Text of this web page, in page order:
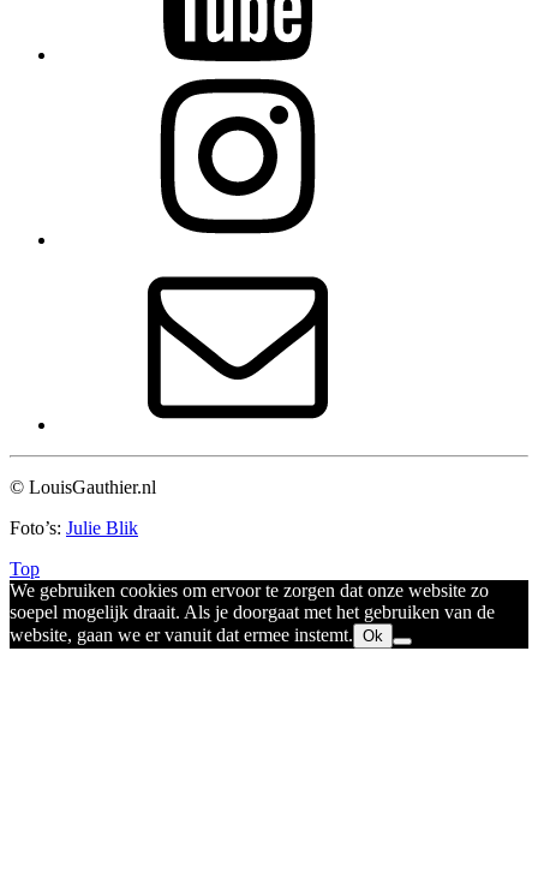
© LouisGauthier.nl
Foto’s: Julie Blik
Top
We gebruiken cookies om ervoor te zorgen dat onze website zo
soepel mogelijk draait. Als je doorgaat met het gebruiken van de
website, gaan we er vanuit dat ermee instemt. Ok